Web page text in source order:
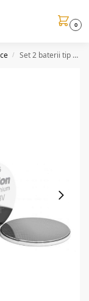
0
/ Set 2 baterii tip CR2025, 3V, litiu, 150mAh